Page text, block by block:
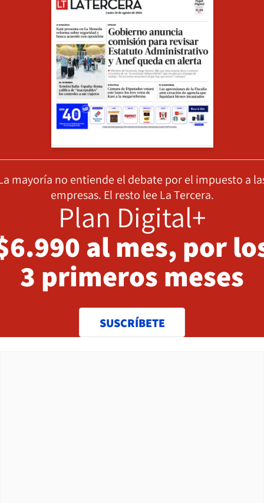
mayoría no entiende el debate por el impuesto a
empresas. El resto lee La Tercera.
Plan Digital+
al mes, por
3 primeros meses
SUSCRÍBETE